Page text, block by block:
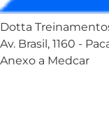
Dotta
Av. Brasil, 1160 -
Anexo a Medcar